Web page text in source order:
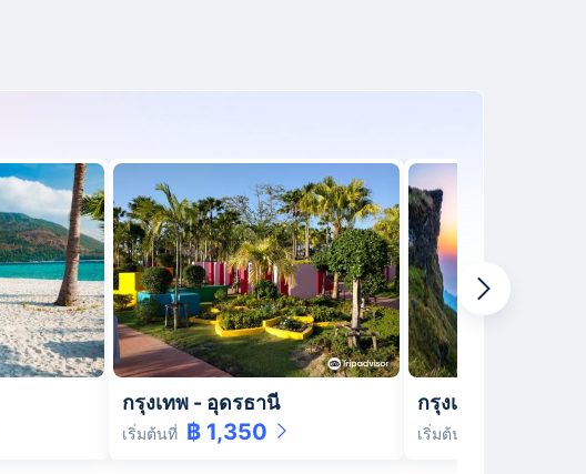
กรุงเทพ - อุดรธานี
เริ่มต้นที่ ฿ 1,350
กรุงเทพ
เริ่มต้นที่